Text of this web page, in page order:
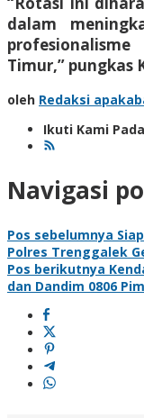
dalam
Timur,” pungkas
oleh Redaksi
Ikuti Kami Pada
Navigasi
Pos sebelumnya
Polres Trenggalek
Pos berikutnya
dan Dandim 0806